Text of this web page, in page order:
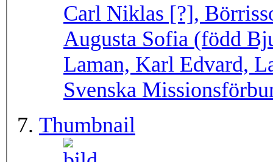
Carl Niklas [?],
Augusta Sofia (född
Laman, Karl Edvard,
Svenska
Thumbnail